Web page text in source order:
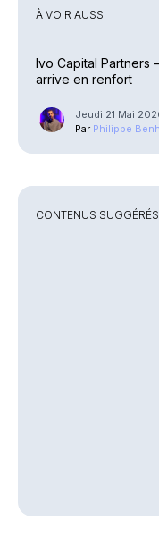
À VOIR AUSSI
Ivo Capital Partners
arrive en renfort
Jeudi 21 Mai
Par Philippe
CONTENUS SUGGÉRÉS